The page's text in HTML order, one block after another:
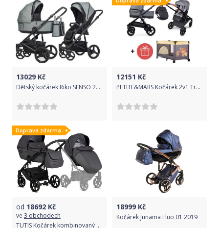
13029 Kč
Dětský kočárek Riko SENSO 2v1- Lagoon 2022
12151 Kč
PETITE&MARS Kočárek 2v1 Trails Ultimate Grey + PETITE&MARS Postýlka Koot - Lion Yellow ZDARMA
Doprava zdarma
od 18692 Kč
ve 3 obchodech
TUTIS Kočárek kombinovaný Viva4 2v1 Persicape
18999 Kč
Kočárek Junama Fluo 01 2019